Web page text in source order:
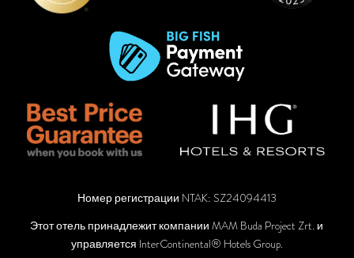
Номер регистрации NTAK: SZ24094413
Этот отель принадлежит компании MAM Buda Project Zrt. и
управляется InterContinental® Hotels Group.